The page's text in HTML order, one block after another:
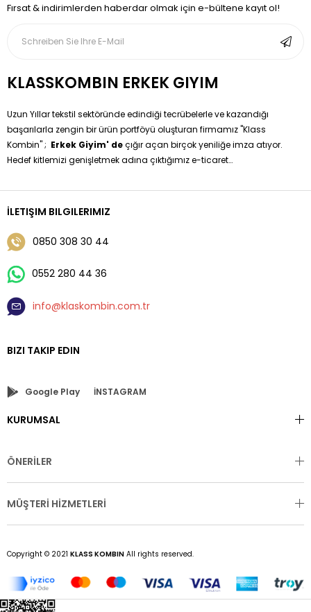
Fırsat & indirimlerden haberdar olmak için e-bültene kayıt ol!
KLASSKOMBIN ERKEK GIYIM
Uzun Yıllar tekstil sektöründe edindiği tecrübelerle ve kazandığı
başarılarla zengin bir ürün portföyü oluşturan firmamız ''Klass
Kombin'' ; Erkek Giyim' deçığır açan birçok yeniliğe imza atıyor.
Hedef kitlemizi genişletmek adına çıktığımız e-ticaret
özgün tasarımlarla buluşturma hedefimizi gerçekleştiriyoruz.
Erkek Giyim 'de Hazır Kombinleri Siz değerli müşterilerimize
sunmaktayız sadece boy ve kilo bilgisi vererek çok kolay bir
şekilde kendi kombininize sahip olabilirsiniz.
İLETIŞIM BILGILERIMIZ
0850 308 30 44
0552 280 44 36
info@klaskombin.com.tr
BIZI TAKIP EDIN
Google Play İNSTAGRAM
KURUMSAL
ÖNERİLER
MÜŞTERİ HİZMETLERİ
Copyright © 2021 KLASS KOMBIN All rights reserved.